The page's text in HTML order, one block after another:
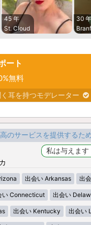
45 年
St. Cloud
30 年
ート
無料
耳を持つモデレーター
のサービスを提供するた
出会い Arkansas 出
い Connecticut 出会い
出会い Kentucky 出会い